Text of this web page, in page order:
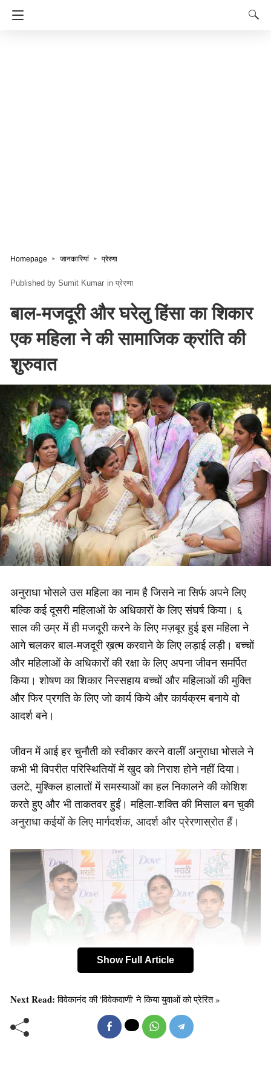
Homepage जानकारियां प्रेरणा
Sumit Kumar in प्रेरणा
बाल-मजदूरी और घरेलु हिंसा का शिकार
एक महिला ने की सामाजिक क्रांति की
शुरुवात
अनुराधा भोसले उस महिला का नाम है जिसने ना सिर्फ अपने लिए
बल्कि कई दूसरी महिलाओं के अधिकारों के लिए संघर्ष किया। ६
साल की उम्र में ही मजदूरी करने के लिए मज़बूर हुई इस महिला ने
आगे चलकर बाल-मजदूरी ख़त्म करवाने के लिए लड़ाई लड़ी। बच्चों
और महिलाओं के अधिकारों की रक्षा के लिए अपना जीवन समर्पित
किया। शोषण का शिकार निस्सहाय बच्चों और महिलाओं की मुक्ति
और फिर प्रगति के लिए जो कार्य किये और कार्यक्रम बनाये वो
आदर्श बने।
जीवन में आई हर चुनौती को स्वीकार करने वालीं अनुराधा भोसले ने
कभी भी विपरीत परिस्थितियों में खुद को निराश होने नहीं दिया।
उलटे, मुश्किल हालातों में समस्याओं का हल निकालने की कोशिश
करते हुए और भी ताकतवर हुईं। महिला-शक्ति की मिसाल बन चुकी
अनुराधा कईयों के लिए मार्गदर्शक, आदर्श और प्रेरणास्रोत हैं।
अनुराधा का जन्म एक कैथोलिक ईसाई परिवार में हुआ। परिवार
Show Full Article
Next Read:विवेकानंद की 'विवेकवाणी' ने किया युवाओं को प्रेरित »